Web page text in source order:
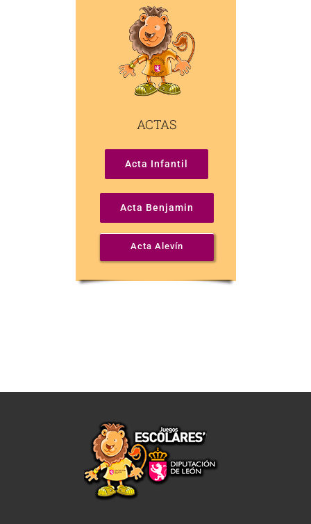
ACTAS
Acta Infantil
Acta Benjamin
Acta Alevín